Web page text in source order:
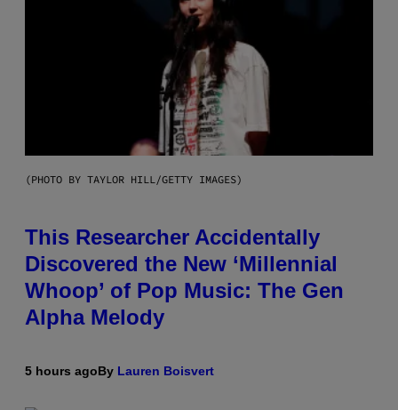
(PHOTO BY TAYLOR HILL/GETTY IMAGES)
This Researcher Accidentally
Discovered the New ‘Millennial
Whoop’ of Pop Music: The Gen
Alpha Melody
5 hours agoBy Lauren Boisvert